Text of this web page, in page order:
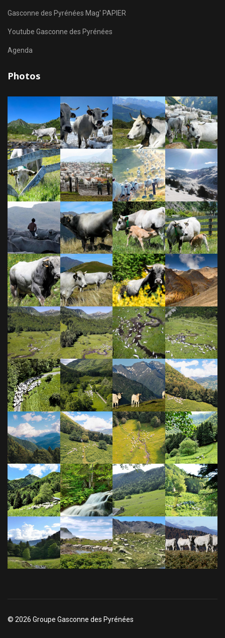
Gasconne des Pyrénées Mag' PAPIER
Youtube Gasconne des Pyrénées
Agenda
Photos
© 2026 Groupe Gasconne des Pyrénées